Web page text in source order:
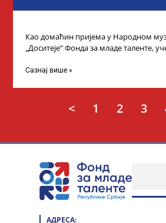
Као домаћин пријема у Народном
„Доситеје“ Фонда за младе таленте,
Сазнај више »
< 1 2 3
АДРЕСА: